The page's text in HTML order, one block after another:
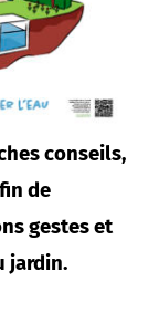
conseils,
de
gestes et
jardin.